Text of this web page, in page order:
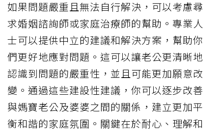
如果問題嚴重且無法自行解決，可以考慮尋
求婚姻諮詢師或家庭治療師的幫助。專業人
士可以提供中立的建議和解決方案，幫助你
們更好地應對問題。這可以讓老公更清晰地
認識到問題的嚴重性，並且可能更加願意改
變。通過這些建設性建議，你可以逐步改善
與媽寶老公及婆婆之間的關係，建立更加平
衡和諧的家庭氛圍。關鍵在於耐心、理解和